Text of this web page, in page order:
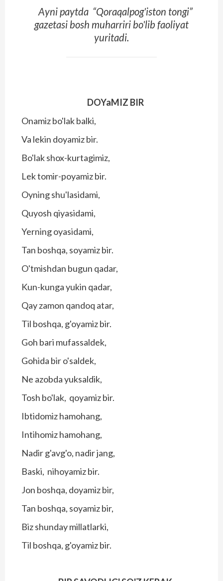
Ayni paytda “Qoraqalpog'iston tongi”
gazetasi bosh muharriri bo'lib faoliyat
yuritadi.
DOYaMIZ BIR
Onamiz bo'lak balki,
Va lekin doyamiz bir.
Bo'lak shox-kurtagimiz,
Lek tomir-poyamiz bir.
Oyning shu'lasidami,
Quyosh qiyasidami,
Yerning oyasidami,
Tan boshqa, soyamiz bir.
O'tmishdan bugun qadar,
Kun-kunga yukin qadar,
Qay zamon qandoq atar,
Til boshqa, g'oyamiz bir.
Goh bari mufassaldek,
Gohida bir o'saldek,
Ne azobda yuksaldik,
Tosh bo'lak, qoyamiz bir.
Ibtidomiz hamohang,
Intihomiz hamohang,
Nadir g'avg'o, nadir jang,
Baski, nihoyamiz bir.
Jon boshqa, doyamiz bir,
Tan boshqa, soyamiz bir,
Biz shunday millatlarki,
Til boshqa, g'oyamiz bir.